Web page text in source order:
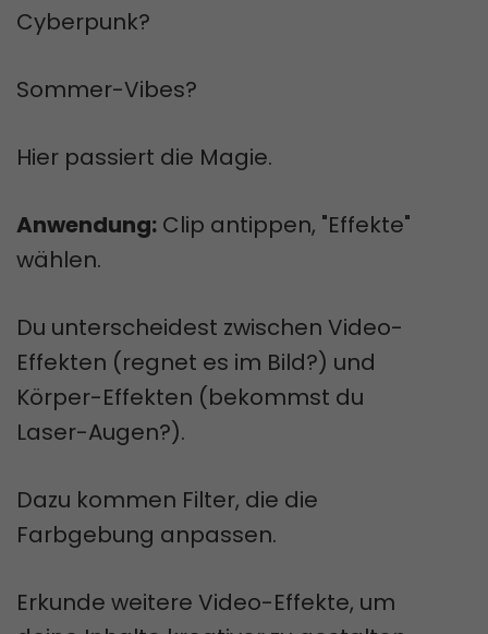
Cyberpunk?
Sommer-Vibes?
Hier passiert die Magie.
Anwendung: Clip antippen, "Effekte"
wählen.
Du unterscheidest zwischen Video-
Effekten (regnet es im Bild?) und
Körper-Effekten (bekommst du
Laser-Augen?).
Dazu kommen Filter, die die
Farbgebung anpassen.
Erkunde weitere Video-Effekte, um